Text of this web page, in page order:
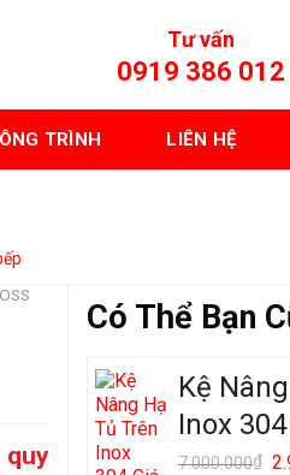
Tư vấn
0919 386 012
TRÌNH LIÊN HỆ
Có Thể Bạn
Kệ
Inox
7.000.000₫